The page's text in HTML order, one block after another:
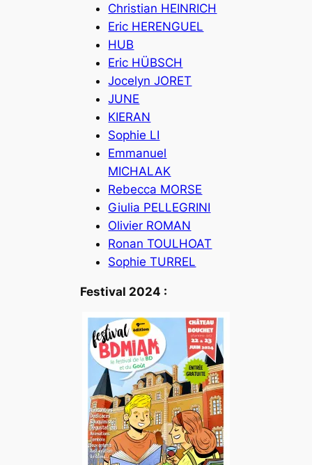
Christian HEINRICH
Eric HERENGUEL
HUB
Eric HÜBSCH
Jocelyn JORET
JUNE
KIERAN
Sophie LI
Emmanuel
MICHALAK
Rebecca MORSE
Giulia PELLEGRINI
Olivier ROMAN
Ronan TOULHOAT
Sophie TURREL
Festival 2024 :